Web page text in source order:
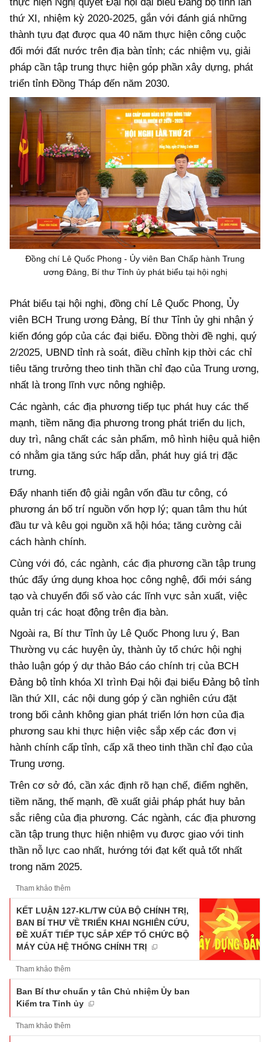
thứ XI, nhiệm kỳ 2020-2025, gắn với đánh giá những
thành tựu đạt được qua 40 năm thực hiện công cuộc
đổi mới đất nước trên địa bàn tỉnh; các nhiệm vụ, giải
pháp cần tập trung thực hiện góp phần xây dựng, phát
triển tỉnh Đồng Tháp đến năm 2030.
Đồng chí Lê Quốc Phong - Ủy viên Ban Chấp hành Trung
ương Đảng, Bí thư Tỉnh ủy phát biểu tại hội nghị
Phát biểu tại hội nghị, đồng chí Lê Quốc Phong, Ủy
viên BCH Trung ương Đảng, Bí thư Tỉnh ủy ghi nhận ý
kiến đóng góp của các đại biểu. Đồng thời đề nghị, quý
2/2025, UBND tỉnh rà soát, điều chỉnh kịp thời các chỉ
tiêu tăng trưởng theo tinh thần chỉ đạo của Trung ương,
nhất là trong lĩnh vực nông nghiệp.
Các ngành, các địa phương tiếp tục phát huy các thế
mạnh, tiềm năng địa phương trong phát triển du lịch,
duy trì, nâng chất các sản phẩm, mô hình hiệu quả hiện
có nhằm gia tăng sức hấp dẫn, phát huy giá trị đặc
trưng.
Đẩy nhanh tiến độ giải ngân vốn đầu tư công, có
phương án bố trí nguồn vốn hợp lý; quan tâm thu hút
đầu tư và kêu gọi nguồn xã hội hóa; tăng cường cải
cách hành chính.
Cùng với đó, các ngành, các địa phương cần tập trung
thúc đẩy ứng dụng khoa học công nghệ, đổi mới sáng
tạo và chuyển đổi số vào các lĩnh vực sản xuất, việc
quản trị các hoạt động trên địa bàn.
Ngoài ra, Bí thư Tỉnh ủy Lê Quốc Phong lưu ý, Ban
Thường vụ các huyện ủy, thành ủy tổ chức hội nghị
thảo luận góp ý dự thảo Báo cáo chính trị của BCH
Đảng bộ tỉnh khóa XI trình Đại hội đại biểu Đảng bộ tỉnh
lần thứ XII, các nội dung góp ý cần nghiên cứu đặt
trong bối cảnh không gian phát triển lớn hơn của địa
phương sau khi thực hiện việc sắp xếp các đơn vị
hành chính cấp tỉnh, cấp xã theo tinh thần chỉ đạo của
Trung ương.
Trên cơ sở đó, cần xác định rõ hạn chế, điểm nghẽn,
tiềm năng, thế mạnh, đề xuất giải pháp phát huy bản
sắc riêng của địa phương. Các ngành, các địa phương
cần tập trung thực hiện nhiệm vụ được giao với tinh
thần nỗ lực cao nhất, hướng tới đạt kết quả tốt nhất
trong năm 2025.
Tham khảo thêm
KẾT LUẬN 127-KL/TW CỦA BỘ CHÍNH TRỊ,
BAN BÍ THƯ VỀ TRIỂN KHAI NGHIÊN CỨU,
ĐỀ XUẤT TIẾP TỤC SẮP XẾP TỔ CHỨC BỘ
MÁY CỦA HỆ THỐNG CHÍNH TRỊ
Tham khảo thêm
Ban Bí thư chuẩn y tân Chủ nhiệm Ủy ban
Kiểm tra Tỉnh ủy
Tham khảo thêm